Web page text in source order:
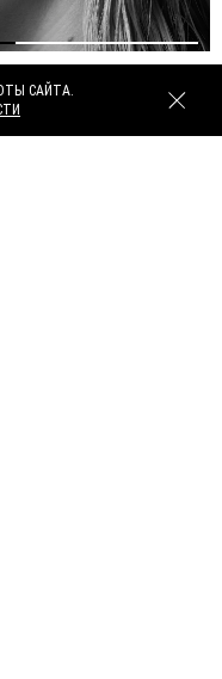
2.12
цепями
САЙТА.